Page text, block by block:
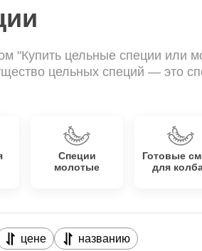
"Купить цельные специи или
цельных специй — это
Специи
молотые
Готовые
для
цене названию